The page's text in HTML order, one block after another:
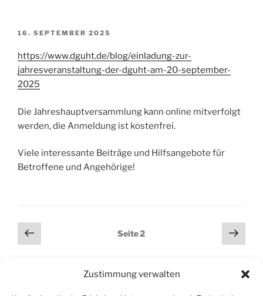
Zustimmung verwalten
VERÖFFENTLICHT
16. SEPTEMBER 2025
https://www.dguht.de/blog/einladung-zur-
jahresveranstaltung-der-dguht-am-20-september-
2025
Die Jahreshauptversammlung kann online mitverfolgt
werden, die Anmeldung ist kostenfrei.
Viele interessante Beiträge und Hilfsangebote für
Betroffene und Angehörige!
Seitennummerierung
der
Vorherige
Seite
Seite2